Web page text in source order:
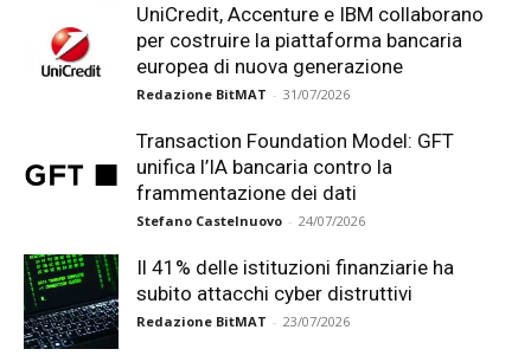
UniCredit, Accenture e IBM collaborano
per costruire la piattaforma bancaria
europea di nuova generazione
Redazione BitMAT - 31/07/2026
Transaction Foundation Model: GFT
unifica l’IA bancaria contro la
frammentazione dei dati
Stefano Castelnuovo - 24/07/2026
Il 41% delle istituzioni finanziarie ha
subito attacchi cyber distruttivi
Redazione BitMAT - 23/07/2026